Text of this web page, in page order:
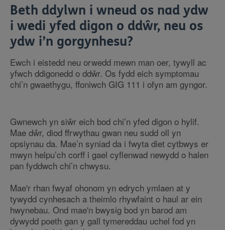
Beth ddylwn i wneud os nad ydw
i wedi yfed digon o ddŵr, neu os
ydw i’n gorgynhesu?
Ewch i eistedd neu orwedd mewn man oer, tywyll ac
yfwch ddigonedd o ddŵr. Os fydd eich symptomau
chi’n gwaethygu, ffoniwch GIG 111 i ofyn am gyngor.
Gwnewch yn siŵr eich bod chi’n yfed digon o hylif.
Mae dŵr, diod ffrwythau gwan neu sudd oll yn
opsiynau da. Mae’n syniad da i fwyta diet cytbwys er
mwyn helpu’ch corff i gael cyflenwad newydd o halen
pan fyddwch chi’n chwysu.
Mae'r rhan fwyaf ohonom yn edrych ymlaen at y
tywydd cynhesach a theimlo rhywfaint o haul ar ein
hwynebau. Ond mae'n bwysig bod yn barod am
dywydd poeth gan y gall tymereddau uchel fod yn